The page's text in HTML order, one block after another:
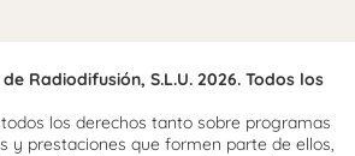
Radiodifusión, S.L.U. 2026. Todos los
los derechos tanto sobre programas
y prestaciones que formen parte de ellos,